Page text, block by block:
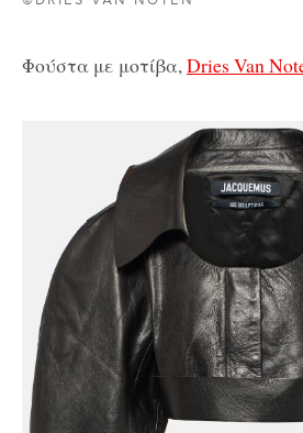
Φούστα με μοτίβα,Dries Van